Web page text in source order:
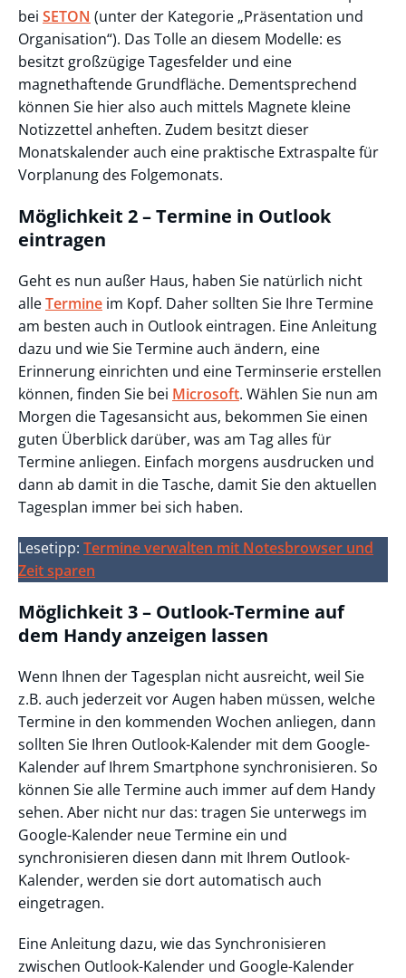
bei SETON (unter der Kategorie „Präsentation und
Organisation“). Das Tolle an diesem Modelle: es
besitzt großzügige Tagesfelder und eine
magnethaftende Grundfläche. Dementsprechend
können Sie hier also auch mittels Magnete kleine
Notizzettel anheften. Zudem besitzt dieser
Monatskalender auch eine praktische Extraspalte für
Vorplanung des Folgemonats.
Möglichkeit 2 – Termine in Outlook
eintragen
Geht es nun außer Haus, haben Sie natürlich nicht
alleTermine im Kopf. Daher sollten Sie Ihre Termine
am besten auch in Outlook eintragen. Eine Anleitung
dazu und wie Sie Termine auch ändern, eine
Erinnerung einrichten und eine Terminserie erstellen
können, finden Sie bei Microsoft. Wählen Sie nun am
Morgen die Tagesansicht aus, bekommen Sie einen
guten Überblick darüber, was am Tag alles für
Termine anliegen. Einfach morgens ausdrucken und
dann ab damit in die Tasche, damit Sie den aktuellen
Tagesplan immer bei sich haben.
Lesetipp: Termine verwalten mit Notesbrowser und
Zeit sparen
Möglichkeit 3 – Outlook-Termine auf
dem Handy anzeigen lassen
Wenn Ihnen der Tagesplan nicht ausreicht, weil Sie
z.B. auch jederzeit vor Augen haben müssen, welche
Termine in den kommenden Wochen anliegen, dann
sollten Sie Ihren Outlook-Kalender mit dem Google-
Kalender auf Ihrem Smartphone synchronisieren. So
können Sie alle Termine auch immer auf dem Handy
sehen. Aber nicht nur das: tragen Sie unterwegs im
Google-Kalender neue Termine ein und
synchronisieren diesen dann mit Ihrem Outlook-
Kalender, werden sie dort automatisch auch
eingetragen.
Eine Anleitung dazu, wie das Synchronisieren
zwischen Outlook-Kalender und Google-Kalender